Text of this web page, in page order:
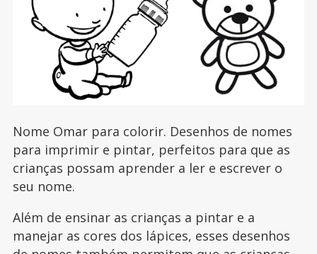
Nome Omar para colorir. Desenhos de nomes
para imprimir e pintar, perfeitos para que as
crianças possam aprender a ler e escrever o
seu nome.
Além de ensinar as crianças a pintar e a
manejar as cores dos lápices, esses desenhos